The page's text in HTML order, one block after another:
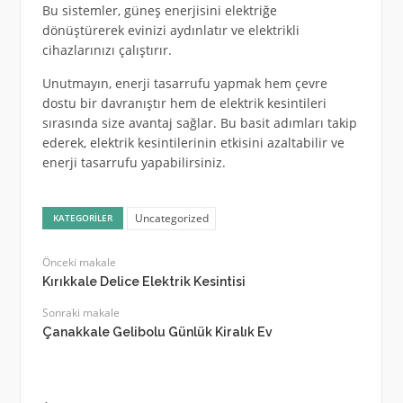
Bu sistemler, güneş enerjisini elektriğe
dönüştürerek evinizi aydınlatır ve elektrikli
cihazlarınızı çalıştırır.
Unutmayın, enerji tasarrufu yapmak hem çevre
dostu bir davranıştır hem de elektrik kesintileri
sırasında size avantaj sağlar. Bu basit adımları takip
ederek, elektrik kesintilerinin etkisini azaltabilir ve
enerji tasarrufu yapabilirsiniz.
KATEGORILER Uncategorized
Önceki makale
Kırıkkale Delice Elektrik Kesintisi
Sonraki makale
Çanakkale Gelibolu Günlük Kiralık Ev